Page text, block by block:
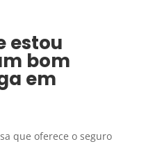
estou
bom
em
que oferece o seguro